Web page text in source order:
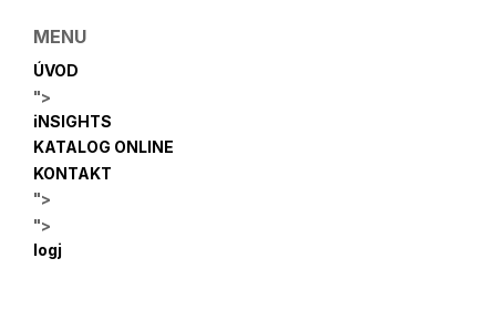
MENU
ÚVOD
">
iNSIGHTS
KATALOG ONLINE
KONTAKT
">
">
logj